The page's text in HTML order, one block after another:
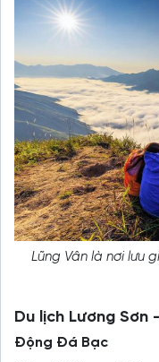
Lũng Vân là nơi lưu
Du lịch Lương Sơn
Động Đá Bạc